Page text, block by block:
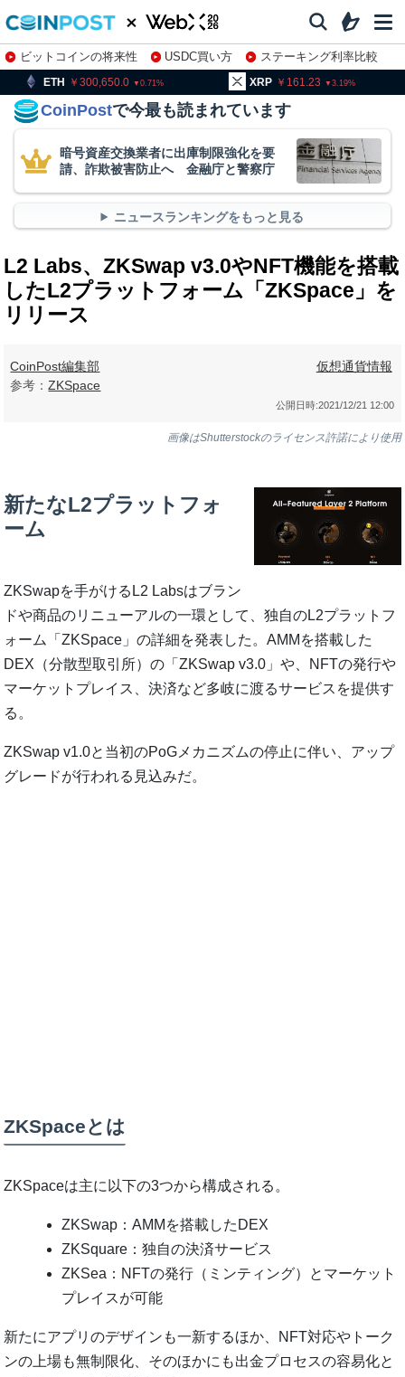
ビットコインの将来性 USDC買い方
ステーキング利率比較
株特集・関連銘柄
0.71 161.23 3.19
CoinPostで今最も読まれています
暗号資産交換業者に出庫制限強化を要
請、詐欺被害防止へ 金融庁と警察庁
ニュースランキングをもっと見る
L2 Labs、ZKSwap v3.0やNFT機能を搭載
したL2プラットフォーム「ZKSpace」を
リリース
CoinPost編集部
参考：ZKSpace
仮想通貨情報
公開日時:2021/12/21 12:00
画像はShutterstockのライセンス許諾により使用
新たなL2プラットフォ
ーム
ZKSwapを手がけるL2 Labsはブラン
ドや商品のリニューアルの一環として、独自のL2プラットフ
ォーム「ZKSpace」の詳細を発表した。AMMを搭載した
DEX（分散型取引所）の「ZKSwap v3.0」や、NFTの発行や
マーケットプレイス、決済など多岐に渡るサービスを提供す
る。
ZKSwap v1.0と当初のPoGメカニズムの停止に伴い、アップ
グレードが行われる見込みだ。
ZKSpaceとは
ZKSpaceは主に以下の3つから構成される。
ZKSwap：AMMを搭載したDEX
ZKSquare：独自の決済サービス
ZKSea：NFTの発行（ミンティング）とマーケット
プレイスが可能
新たにアプリのデザインも一新するほか、NFT対応やトーク
ンの上場も無制限化、そのほかにも出金プロセスの容易化と